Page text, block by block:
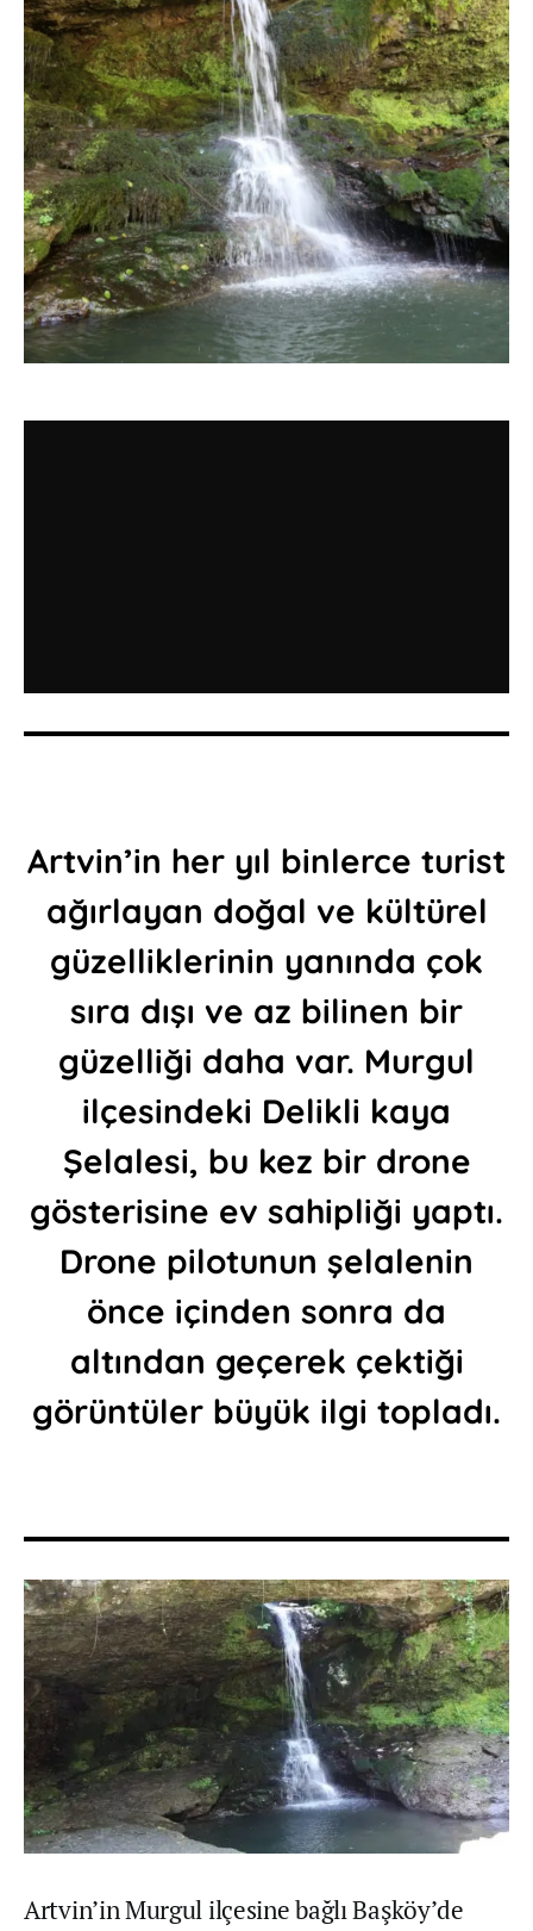
Artvin’in her yıl binlerce turist
ağırlayan doğal ve kültürel
güzelliklerinin yanında çok
sıra dışı ve az bilinen bir
güzelliği daha var. Murgul
ilçesindeki Delikli kaya
Şelalesi, bu kez bir drone
gösterisine ev sahipliği yaptı.
Drone pilotunun şelalenin
önce içinden sonra da
altından geçerek çektiği
görüntüler büyük ilgi topladı.
Artvin’in Murgul ilçesine bağlı Başköy’de